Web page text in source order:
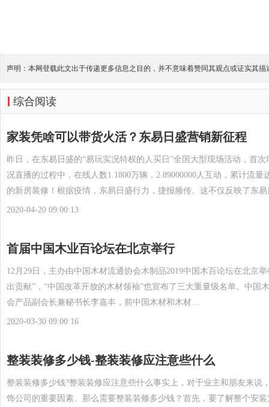
声明：本网登载此文出于传递更多信息之目的，并不意味着赞同其观点或证实其描
综合阅读
家装凭啥可以带货火活？东易日盛营销新征程
昨日，在东易日盛的“易玩实况特权的人买日”全国大型现场活动，首
况直播的过程中，在线人数1.1800万辆，2.89000000人互动，累计流
的新房装修！根据疫情，东易日盛行力，捷报频传。这不仅反映了东
2020-04-20 09:00:13
首届中国木业百论坛在北京举行
12月29日，主办由中国木材流通协会木制品2019中国木百论坛在北京
出贡献”，“中国改革开放的木材领袖”也宣布了三大重量级名单。中
会产品副会长兼秘书长李嘉丰，前中国木材和木材…
2020-03-30 09:00:16
整装装修多少钱-整装装修应注意些什么
整装装修多少钱?整装装修应注意些什么事实上，对于业主和朋友来
饰公司的重要因素。那么需要整装装修多少钱？首先，要了解整个安